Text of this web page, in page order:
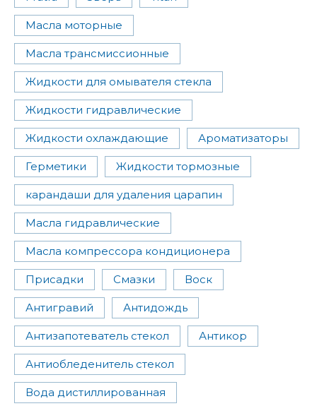
Масла моторные
Масла трансмиссионные
Жидкости для омывателя стекла
Жидкости гидравлические
Жидкости охлаждающие Ароматизаторы
Герметики Жидкости тормозные
карандаши для удаления царапин
Масла гидравлические
Масла компрессора кондиционера
Присадки Смазки Воск
Антигравий Антидождь
Антизапотеватель стекол Антикор
Антиобледенитель стекол
Вода дистиллированная